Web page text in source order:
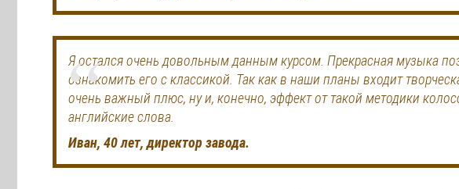
Я остался очень довольным данным курсом. Прекрасная музыка
ознакомить его с классикой. Так как в наши планы входит
очень важный плюс, ну и, конечно, эффект от такой методики
английские слова.
Иван, 40 лет, директор завода.